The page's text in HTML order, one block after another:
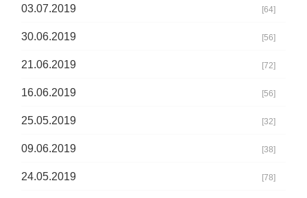
03.07.2019 [64]
30.06.2019 [56]
21.06.2019 [72]
16.06.2019 [56]
25.05.2019 [32]
09.06.2019 [38]
24.05.2019 [78]